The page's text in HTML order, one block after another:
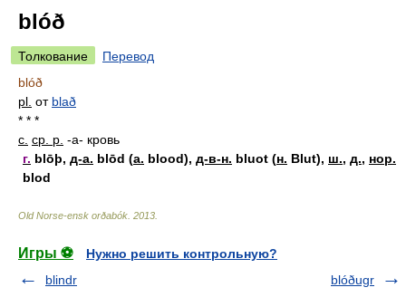
blóð
Толкование
Перевод
blóð
pl. от blað
* * *
с. ср. р. -a- кровь
г. blōþ, д-а. blōd (а. blood), д-в-н. bluot (н. Blut), ш., д., нор.
blod
Old Norse-ensk orðabók 2013
Игры ⚽
Нужно решить контрольную?
blindr
blóðugr